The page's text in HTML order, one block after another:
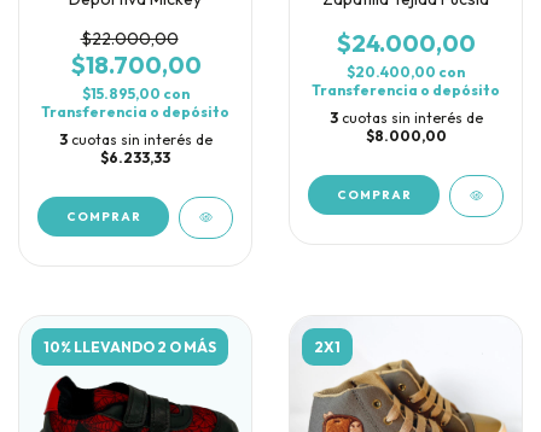
$22.000,00
$18.700,00
$15.895,00 con
Transferencia o depósito
3 cuotas sin interés de
$6.233,33
COMPRAR
$24.000,00
$20.400,00 con
Transferencia o depósito
3 cuotas sin interés de
$8.000,00
COMPRAR
10% LLEVANDO 2 O MÁS 2X1